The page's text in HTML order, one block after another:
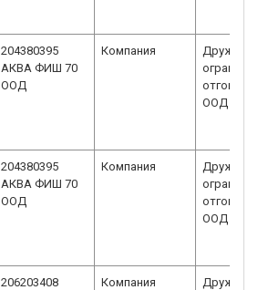
204380395
АКВА ФИШ 70
ООД
Компания
ООД
204380395
АКВА ФИШ 70
ООД
Компания
ООД
206203408
Компания